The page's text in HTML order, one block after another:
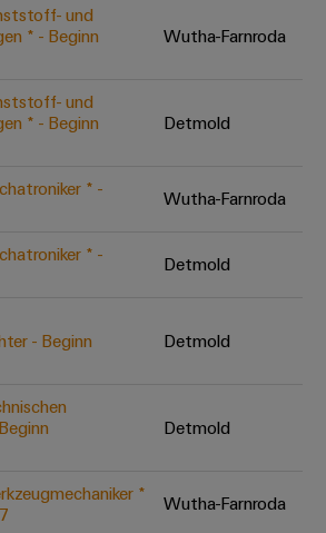
Stellenbörse
Entwicklung
und
* - Beginn
Wutha-Farnroda
und
* - Beginn
Detmold
* -
Wutha-Farnroda
* -
Detmold
- Beginn
Detmold
Detmold
*
Wutha-Farnroda